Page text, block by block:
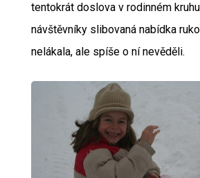
tentokrát doslova v rodinném
návštěvníky slibovaná nabídka
nelákala, ale spíše o ní nevěděli.